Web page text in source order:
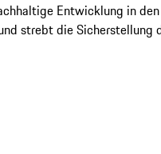
Entwicklung in
strebt die Sicherstellung